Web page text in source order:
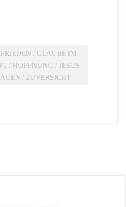
FRIEDEN / GLAUBE IM
/ HOFFNUNG /JESUS
/ ZUVERSICHT